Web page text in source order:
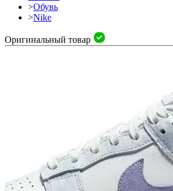
>Обувь
>Nike
Оригинальный товар